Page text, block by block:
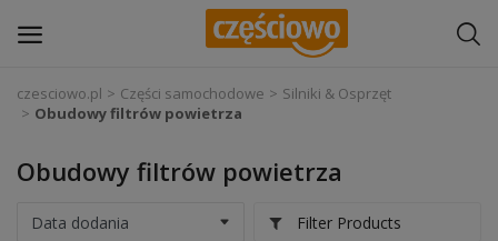
Zaloguj się
Zarejestruj
czesciowo.pl Części samochodowe
Silniki & Osprzęt
Obudowy filtrów powietrza
Obudowy filtrów powietrza
Filter Products